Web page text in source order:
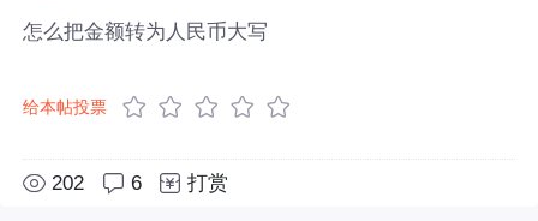
怎么把金额转为人民币大写
给本帖投票
202 6 打赏